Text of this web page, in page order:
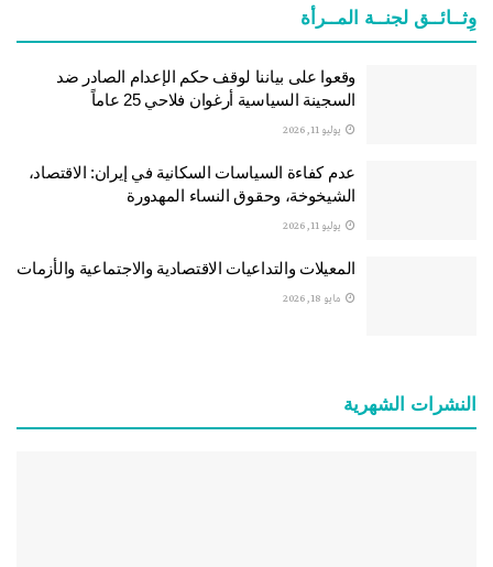
وِثــائــق لجنــة المــرأة
وقعوا على بياننا لوقف حكم الإعدام الصادر ضد
السجينة السياسية أرغوان فلاحي 25 عاماً
يوليو 11, 2026
عدم كفاءة السياسات السكانية في إيران: الاقتصاد،
الشيخوخة، وحقوق النساء المهدورة
يوليو 11, 2026
المعيلات والتداعيات الاقتصادية والاجتماعية والأزمات
مايو 18, 2026
النشرات الشهریة